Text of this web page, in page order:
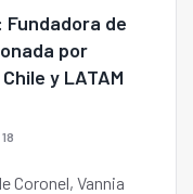
Fundadora de
por
y LATAM
Coronel, Vannia